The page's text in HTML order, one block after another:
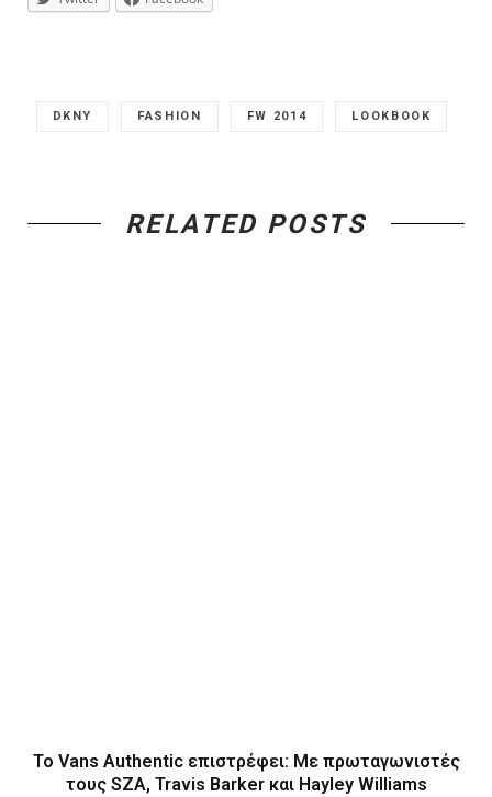
DKNY FASHION FW 2014 LOOKBOOK
RELATED POSTS
Το Vans Authentic επιστρέφει: Με πρωταγωνιστές
τους SZA, Travis Barker και Hayley Williams